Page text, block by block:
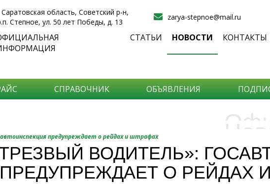
Саратовская область, Советский р-н,
Степное, ул. 50 лет Победы, д. 13
zarya-stepnoe@mail.ru
СТАТЬИ НОВОСТИ КОНТАКТЫ
СПРАВОЧНИК ОБЪЯВЛЕНИЯ
Самые
- Хотите
предупреждает о рейдах и штрафах
ВОДИТЕЛЬ»:
ПРЕДУПРЕЖДАЕТ О РЕЙДАХ